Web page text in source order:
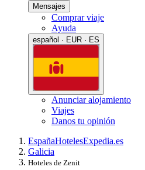
Mensajes
Comprar viaje
Ayuda
español · EUR · ES
Anunciar alojamiento
Viajes
Danos tu opinión
EspañaHotelesExpedia.es
Galicia
Hoteles de Zenit